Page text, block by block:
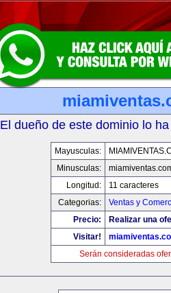
El dueño de este dominio lo
Mayusculas:
Minusculas:
Longitud:
11 caracteres
Categorias:
Ventas y
Precio:
Realizar una
Visitar!
Serán consideradas